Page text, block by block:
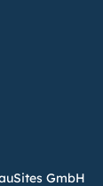
GmbH